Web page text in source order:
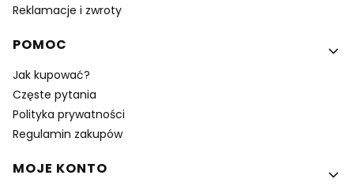
Reklamacje i zwroty
POMOC
Jak kupować?
Częste pytania
Polityka prywatności
Regulamin zakupów
MOJE KONTO